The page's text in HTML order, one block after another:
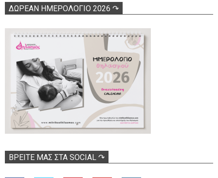
ΔΩΡΕΑΝ ΗΜΕΡΟΛΟΓΙΟ 2026 ↷
ΒΡΕΊΤΕ ΜΑΣ ΣΤΑ SOCIAL ↷